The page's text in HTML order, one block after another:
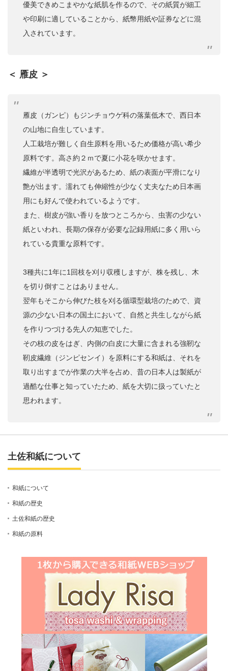
優美できめこまやかな紙肌を作るので、その紙質が細工
や印刷に適していることから、紙幣用紙や証券などに混
入されています。
＜ 雁皮 ＞
雁皮（ガンピ）もジンチョウゲ科の落葉低木で、西日本
の山地に自生しています。
人工栽培が難しく自生原料を用いるため価格が高い希少
原料です。高さ約２ｍで夏に小花を咲かせます。
繊維が半透明で光沢があるため、紙の表面が平滑になり
艶が出ます。濡れても伸縮性が少なく丈夫なため日本画
用にも好んで使われているようです。
また、樹皮が強い香りを放つところから、虫害の少ない
紙といわれ、長期の保存が必要な記録用紙に多く用いら
れている貴重な原料です。
3種共に1年に1回枝を刈り収穫しますが、株を残し、木
を切り倒すことはありません。
翌年もそこから伸びた枝を刈る循環型栽培のためで、資
源の少ない日本の国土において、自然と共生しながら紙
を作りつづける先人の知恵でした。
その枝の皮をはぎ、内側の白皮に大量に含まれる強靭な
靭皮繊維（ジンピセンイ）を原料にする和紙は、それを
取り出すまでが作業の大半を占め、昔の日本人は製紙が
過酷な仕事と知っていたため、紙を大切に扱っていたと
思われます。
土佐和紙について
和紙について
和紙の歴史
土佐和紙の歴史
和紙の原料